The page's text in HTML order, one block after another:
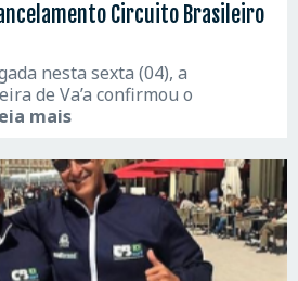
Circuito Brasileiro
nesta sexta (04), a
de Va’a confirmou o
mais